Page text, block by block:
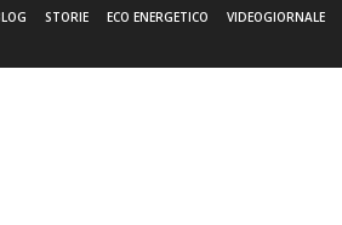
STORIE ECO ENERGETICO VIDEOGIORNALE